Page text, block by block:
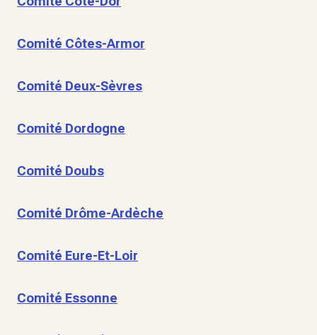
Comité Côtes-Armor
Comité Deux-Sèvres
Comité Dordogne
Comité Doubs
Comité Drôme-Ardèche
Comité Eure-Et-Loir
Comité Essonne